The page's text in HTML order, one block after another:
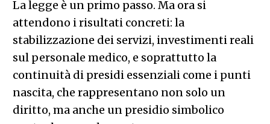
La legge è un primo passo. Ma ora si
attendono i risultati concreti: la
stabilizzazione dei servizi, investimenti reali
sul personale medico, e soprattutto la
continuità di presidi essenziali come i punti
nascita, che rappresentano non solo un
diritto, ma anche un presidio simbolico